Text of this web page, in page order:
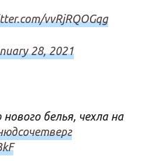
vvRjRQOGqg
28, 2021
белья, чехла на